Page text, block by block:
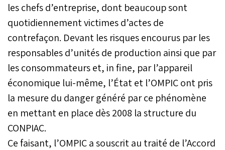
les chefs d’entreprise, dont beaucoup sont
quotidiennement victimes d’actes de
contrefaçon. Devant les risques encourus par les
responsables d’unités de production ainsi que par
les consommateurs et, in fine, par l’appareil
économique lui-même, l’État et l’OMPIC ont pris
la mesure du danger généré par ce phénomène
en mettant en place dès 2008 la structure du
CONPIAC.
Ce faisant, l’OMPIC a souscrit au traité de l’Accord